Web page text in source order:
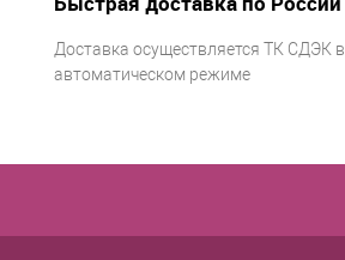
Доставка осуществляется ТК СДЭК в
автоматическом режиме